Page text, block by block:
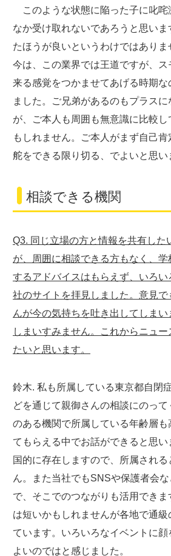
このような状態に陥った子に叱咤
なか受け取れないであろうと思い
たほうが良いというわけではありま
今は、この業界では王道ですが、ス
来る感覚をつかませてあげる時期
ました。ご兄弟があるのもプラス
が、ご本人も周囲も無意識に比較
もしれません。ご本人がまず自己
舵をできる限り切る、でよいと思い
相談できる機関
Q3. 同じ立場の方と情報を共有した
が、周囲に相談できる方もなく、
するアドバイスはもらえず、いろ
社のサイトを拝見しました。意見
んが今の気持ちを吐き出してしま
しまいすみません。これからニュ
たいと思います。
鈴木. 私も所属している東京都自閉
どを通じて親御さんの相談にのっ
のある機関で所属している年齢層も
てもらえる中でお話ができると思
国的に存在しますので、所属され
ん。また当社でもSNSや保護者会
で、そこでのつながりも活用でき
は短いかもしれませんが各地で通
ています。いろいろなイベントに顔
よいのではと感じました。